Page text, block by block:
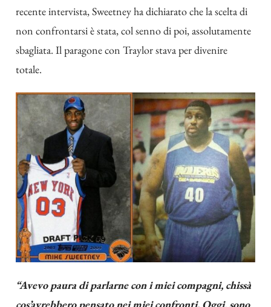
recente intervista, Sweetney ha dichiarato che la scelta di
non confrontarsi è stata, col senno di poi, assolutamente
sbagliata. Il paragone con Traylor stava per divenire
totale.
“Avevo paura di parlarne con i miei compagni, chissà